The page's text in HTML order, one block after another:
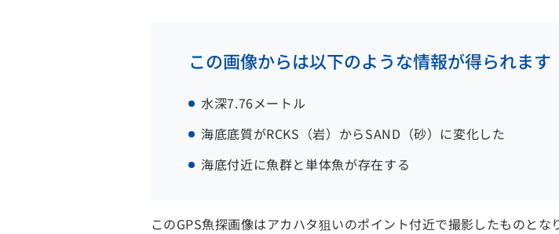
この画像からは以下のような情報が得られます
水深7.76メートル
海底底質がRCKS（岩）からSAND（砂）に変化した
海底付近に魚群と単体魚が存在する
このGPS魚探画像はアカハタ狙いのポイント付近で撮影したものとな